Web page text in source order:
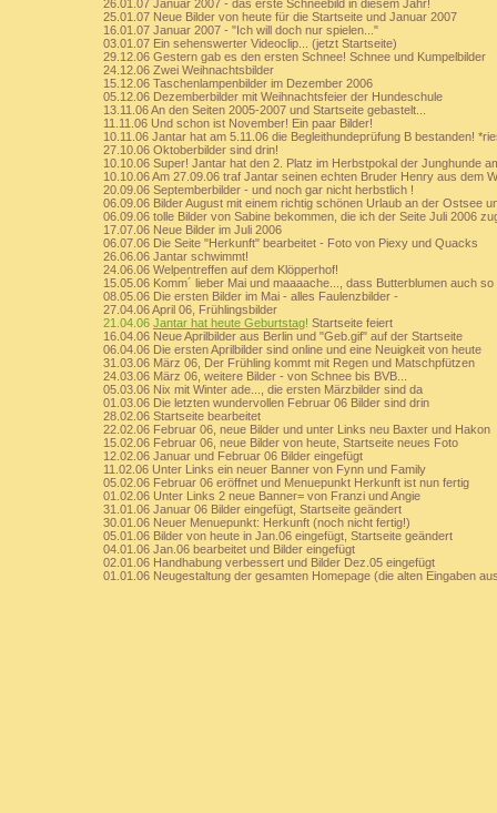
26.01.07 Januar 2007 - das erste Schneebild in diesem Jahr!
25.01.07 Neue Bilder von heute für die Startseite und Januar 2007
16.01.07 Januar 2007 - "Ich will doch nur spielen..."
03.01.07 Ein sehenswerter Videoclip... (jetzt Startseite)
29.12.06 Gestern gab es den ersten Schnee! Schnee und Kumpelbilder
24.12.06 Zwei Weihnachtsbilder
15.12.06 Taschenlampenbilder im Dezember 2006
05.12.06 Dezemberbilder mit Weihnachtsfeier der Hundeschule
13.11.06 An den Seiten 2005-2007 und Startseite gebastelt...
11.11.06 Und schon ist November! Ein paar Bilder!
10.11.06 Jantar hat am 5.11.06 die Begleithundeprüfung B bestanden!
27.10.06 Oktoberbilder sind drin!
10.10.06 Super! Jantar hat den 2. Platz im Herbstpokal der Junghunde
10.10.06 Am 27.09.06 traf Jantar seinen echten Bruder Henry aus dem
20.09.06 Septemberbilder - und noch gar nicht herbstlich !
06.09.06 Bilder August mit einem richtig schönen Urlaub an der Ostsee
06.09.06 tolle Bilder von Sabine bekommen, die ich der Seite Juli 2006
17.07.06 Neue Bilder im Juli 2006
06.07.06 Die Seite "Herkunft" bearbeitet - Foto von Piexy und Quacks
26.06.06 Jantar schwimmt!
24.06.06 Welpentreffen auf dem Klöpperhof!
15.05.06 Komm´ lieber Mai und maaaache..., dass Butterblumen auch
08.05.06 Die ersten Bilder im Mai - alles Faulenzbilder -
27.04.06 April 06, Frühlingsbilder
21.04.06 Jantar hat heute Geburtstag! Startseite feiert
16.04.06 Neue Aprilbilder aus Berlin und "Geb.gif" auf der Startseite
06.04.06 Die ersten Aprilbilder sind online und eine Neuigkeit von heute
31.03.06 März 06, Der Frühling kommt mit Regen und Matschpfützen
24.03.06 März 06, weitere Bilder - von Schnee bis BVB...
05.03.06 Nix mit Winter ade..., die ersten Märzbilder sind da
01.03.06 Die letzten wundervollen Februar 06 Bilder sind drin
28.02.06 Startseite bearbeitet
22.02.06 Februar 06, neue Bilder und unter Links neu Baxter und Hakon
15.02.06 Februar 06, neue Bilder von heute, Startseite neues Foto
12.02.06 Januar und Februar 06 Bilder eingefügt
11.02.06 Unter Links ein neuer Banner von Fynn und Family
05.02.06 Februar 06 eröffnet und Menuepunkt Herkunft ist nun fertig
01.02.06 Unter Links 2 neue Banner= von Franzi und Angie
31.01.06 Januar 06 Bilder eingefügt, Startseite geändert
30.01.06 Neuer Menuepunkt: Herkunft (noch nicht fertig!)
05.01.06 Bilder von heute in Jan.06 eingefügt, Startseite geändert
04.01.06 Jan.06 bearbeitet und Bilder eingefügt
02.01.06 Handhabung verbessert und Bilder Dez.05 eingefügt
01.01.06 Neugestaltung der gesamten Homepage (die alten Eingaben